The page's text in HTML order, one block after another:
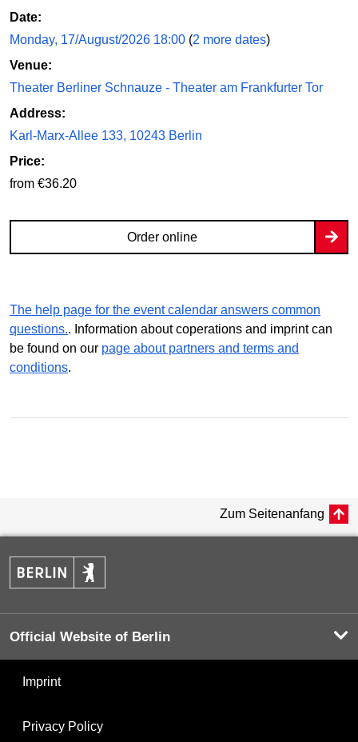
Date:
Monday, 17/August/2026 18:00 (2 more dates)
Venue:
Theater Berliner Schnauze - Theater am Frankfurter Tor
Address:
Karl-Marx-Allee 133, 10243 Berlin
Price:
from €36.20
Order online
The help page for the event calendar answers common
questions.. Information about coperations and imprint can
be found on our page about partners and terms and
conditions.
Zum Seitenanfang
Official Website of Berlin
Imprint
Privacy Policy